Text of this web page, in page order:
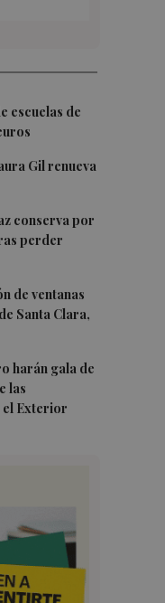
escuelas de
Gil renueva
conserva por
perder
de ventanas
Santa Clara,
harán gala de
las
el Exterior